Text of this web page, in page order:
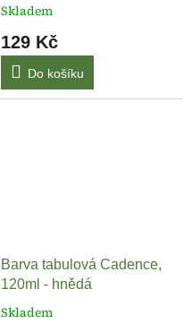
Skladem
129 Kč
Do košíku
Barva tabulová Cadence,
120ml - hnědá
Skladem